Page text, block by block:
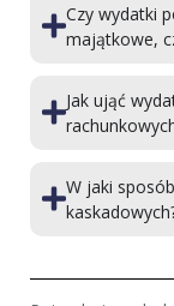
Czy wydatki
majątkowe,
Jak ująć
W jaki